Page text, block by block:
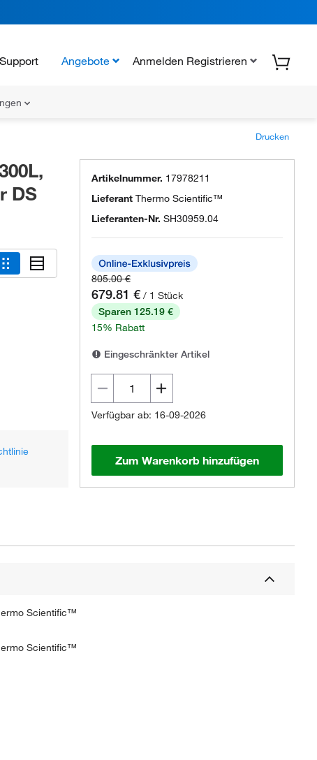
Support Angebote Anmelden Registrieren
Drucken
DS
Artikelnummer. 17978211
Lieferant Thermo Scientific™
Lieferanten-Nr. SH30959.04
805.00 €
679.81 € / 1 Stück
Sparen 125.19 €
15% Rabatt
Eingeschränkter Artikel
Verfügbar ab: 16-09-2026
Zum Warenkorb hinzufügen
Scientific™
Scientific™